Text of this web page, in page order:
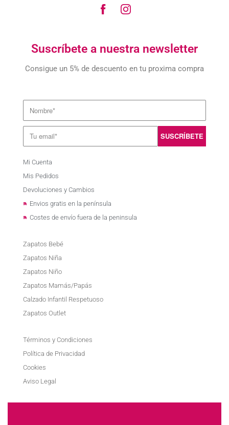
Suscríbete a nuestra newsletter
Consigue un 5% de descuento en tu proxima compra
Mi Cuenta
Mis Pedidos
Devoluciones y Cambios
Envios gratis en la península
Costes de envío fuera de la peninsula
Zapatos Bebé
Zapatos Niña
Zapatos Niño
Zapatos Mamás/Papás
Calzado Infantil Respetuoso
Zapatos Outlet
Términos y Condiciones
Política de Privacidad
Cookies
Aviso Legal